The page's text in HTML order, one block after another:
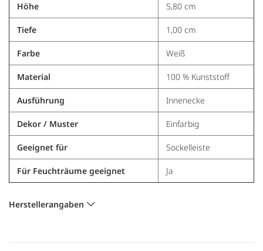
Höhe 5,80 cm
Tiefe 1,00 cm
Farbe Weiß
Material 100 % Kunststoff
Ausführung Innenecke
Dekor / Muster Einfarbig
Geeignet für Sockelleiste
Für Feuchträume geeignet Ja
Herstellerangaben